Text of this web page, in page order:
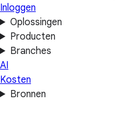
Inloggen
Oplossingen
Producten
Branches
AI
Kosten
Bronnen